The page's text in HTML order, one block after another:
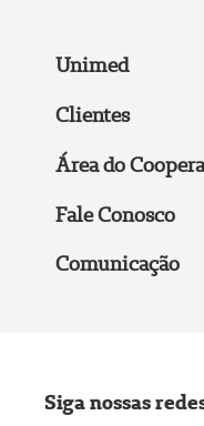
Unimed
Clientes
Área do
Fale Conosco
Comunicação
Siga nossas